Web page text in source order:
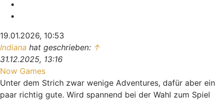
19.01.2026, 10:53
Indiana hat geschrieben: ↑
31.12.2025, 13:16
Now Games
Unter dem Strich zwar wenige Adventures, dafür aber ein
paar richtig gute. Wird spannend bei der Wahl zum Spiel